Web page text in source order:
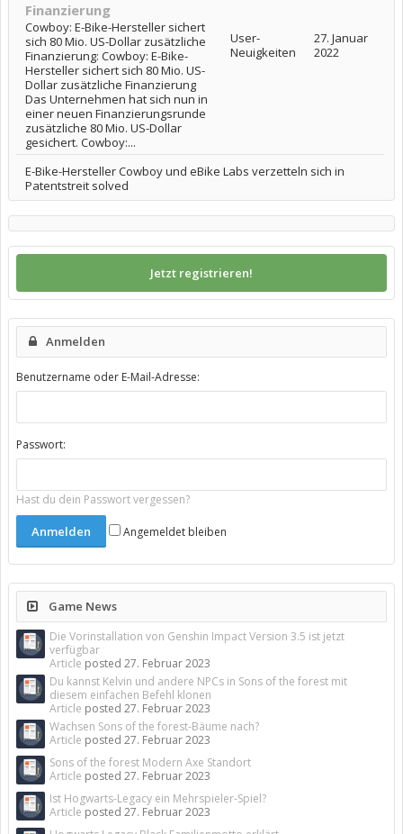
Finanzierung
Cowboy: E-Bike-Hersteller sichert
sich 80 Mio. US-Dollar zusätzliche
Finanzierung: Cowboy: E-Bike-
Hersteller sichert sich 80 Mio. US-
Dollar zusätzliche Finanzierung
Das Unternehmen hat sich nun in
einer neuen Finanzierungsrunde
zusätzliche 80 Mio. US-Dollar
gesichert. Cowboy:...
User-
Neuigkeiten
27. Januar
2022
E-Bike-Hersteller Cowboy und eBike Labs verzetteln sich in
Patentstreit solved
Jetzt registrieren!
Anmelden
Benutzername oder E-Mail-Adresse:
Passwort:
Hast du dein Passwort vergessen?
Angemeldet bleiben
Game News
Die Vorinstallation von Genshin Impact Version 3.5 ist jetzt
verfügbar
Article posted 27. Februar 2023
Du kannst Kelvin und andere NPCs in Sons of the forest mit
diesem einfachen Befehl klonen
Article posted 27. Februar 2023
Wachsen Sons of the forest-Bäume nach?
Article posted 27. Februar 2023
Sons of the forest Modern Axe Standort
Article posted 27. Februar 2023
Ist Hogwarts-Legacy ein Mehrspieler-Spiel?
Article posted 27. Februar 2023